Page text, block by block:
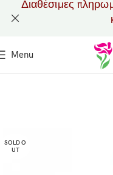
Menu
SOLD O
UT
Διαθέσιμες